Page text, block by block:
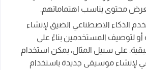
محتوى يناسب اهتماماتهم.
الذكاء الاصطناعي الضيق لإنشاء
لتوصيف المستخدمين بناءً على
على سبيل المثال، يمكن استخدام
لإنشاء موسيقى جديدة باستخدام